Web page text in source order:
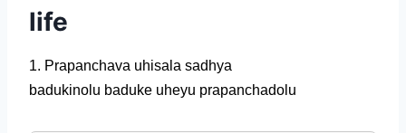
life
1. Prapanchava uhisala sadhya
badukinolu baduke uheyu prapanchadolu